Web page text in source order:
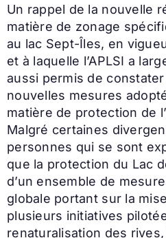
Un rappel de la nouvelle
matière de zonage
au lac Sept-Îles, en
et à laquelle l’APLSI a
aussi permis de
nouvelles mesures
matière de protection de
Malgré certaines
personnes qui se sont
que la protection du Lac
d’un ensemble de
globale portant sur la
plusieurs initiatives
renaturalisation des